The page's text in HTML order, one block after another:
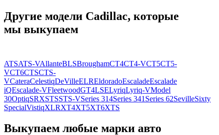
Другие модели Cadillac, которые
мы выкупаем
ATSATS-VAllanteBLSBroughamCT4CT4-VCT5CT5-
VCT6CTSCTS-
VCateraCelestiqDeVilleELREldoradoEscaladeEscalade
iQEscalade-VFleetwoodGT4LSELyriqLyriq-VModel
30OptiqSRXSTSSTS-VSeries 314Series 341 Series 62SevilleSixty
SpecialVistiqXLRXT4XT5XT6XTS
Выкупаем любые марки авто